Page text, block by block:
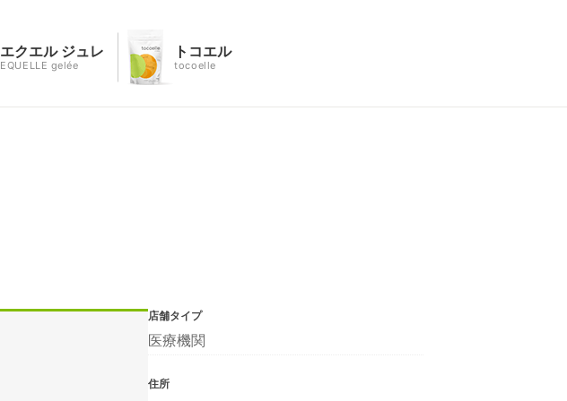
エクエル ジュレ
EQUELLE gelée
トコエル
tocoelle
店舗タイプ
医療機関
住所